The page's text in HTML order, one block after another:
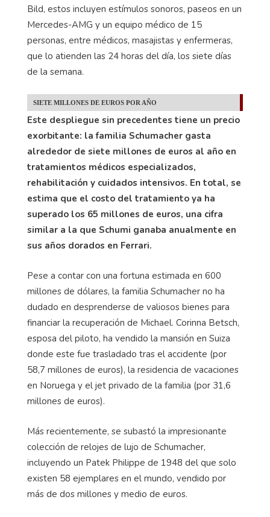
Bild, estos incluyen estímulos sonoros, paseos en un
Mercedes-AMG y un equipo médico de 15
personas, entre médicos, masajistas y enfermeras,
que lo atienden las 24 horas del día, los siete días
de la semana.
SIETE MILLONES DE EUROS POR AÑO
Este despliegue sin precedentes tiene un precio
exorbitante: la familia Schumacher gasta
alrededor de siete millones de euros al año en
tratamientos médicos especializados,
rehabilitación y cuidados intensivos. En total, se
estima que el costo del tratamiento ya ha
superado los 65 millones de euros, una cifra
similar a la que Schumi ganaba anualmente en
sus años dorados en Ferrari.
Pese a contar con una fortuna estimada en 600
millones de dólares, la familia Schumacher no ha
dudado en desprenderse de valiosos bienes para
financiar la recuperación de Michael. Corinna Betsch,
esposa del piloto, ha vendido la mansión en Suiza
donde este fue trasladado tras el accidente (por
58,7 millones de euros), la residencia de vacaciones
en Noruega y el jet privado de la familia (por 31,6
millones de euros).
Más recientemente, se subastó la impresionante
colección de relojes de lujo de Schumacher,
incluyendo un Patek Philippe de 1948 del que solo
existen 58 ejemplares en el mundo, vendido por
más de dos millones y medio de euros.